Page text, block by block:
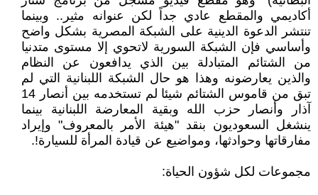
أكاديمي والمقطع عادي جداً لكن عنوانه مثير.. وبينما
تنتشر الدعوة الدينية على الشبكة المصرية بشكل واضح
وأساسي فإن الشبكة السورية لاتحوي إلا مستوى متدنيا
من الشتائم المتبادلة بين الذي يدافعون عن النظام
والذين يعارضونه وهذا هو حال الشبكة اللبنانية التي لم
تبق من قاموس الشتائم شيئا لم تستخدمه بين أنصار 14
آذار وأنصار حزب الله وبقية المعارضة اللبنانية بينما
ينشغل السعوديون بنقد "هيئة الأمر بالمعروف" وإيراد
مفارقاتها وحوادثها، ومواضيع عن قيادة المرأة للسيارة!.
مجموعات لكل شؤون الحياة: